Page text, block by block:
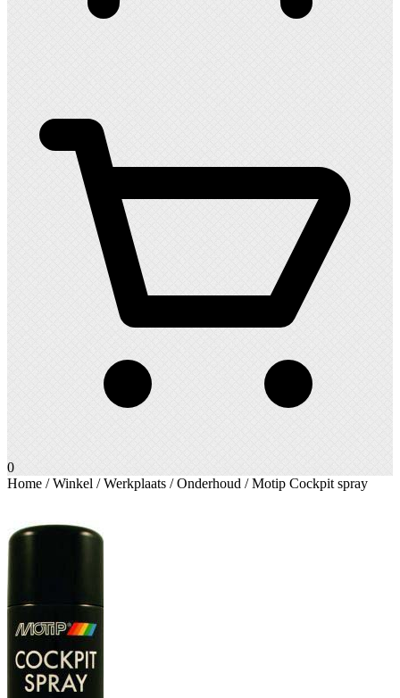
0
Home /Winkel /Werkplaats /Onderhoud / Motip Cockpit spray